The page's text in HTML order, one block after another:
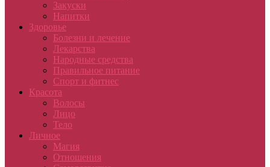
Закуски
Напитки
Здоровье
Болезни и лечение
Лекарства
Народные средства
Правильное питание
Спорт и фитнес
Красота
Волосы
Лицо
Тело
Личное
Магия
Отношения